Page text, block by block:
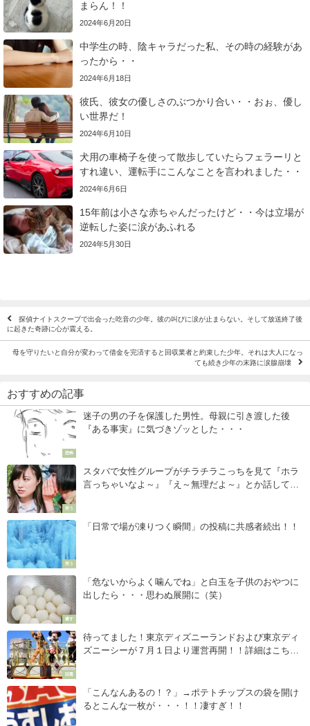
まらん！！
2024年6月20日
中学生の時、陰キャラだった私、その時の経験があ
ったから・・
2024年6月18日
彼氏、彼女の優しさのぶつかり合い・・おぉ、優し
い世界だ！
2024年6月10日
犬用の車椅子を使って散歩していたらフェラーリと
すれ違い、運転手にこんなことを言われました・・
2024年6月6日
15年前は小さな赤ちゃんだったけど・・今は立場が
逆転した姿に涙があふれる
2024年5月30日
探偵ナイトスクープで出会った吃音の少年。彼の叫びに涙が止まらない。そして放送終了後
に起きた奇跡に心が震える。
母を守りたいと自分が変わって借金を完済すると回収業者と約束した少年。それは大人になっ
ても続き少年の末路に涙腺崩壊
おすすめの記事
恐怖
迷子の男の子を保護した男性。母親に引き渡した後
『ある事実』に気づきゾッとした・・・
笑う
スタバで女性グループがチラチラこっちを見て『ホラ
言っちゃいなよ～』『え～無理だよ～』とか話してい
笑う
「日常で場が凍りつく瞬間」の投稿に共感者続出！！
癒す
「危ないからよく噛んでね」と白玉を子供のおやつに
出したら・・・思わぬ展開に（笑）
話題
待ってました！東京ディズニーランドおよび東京ディ
ズニーシーが７月１日より運営再開！！詳細はこち
「こんなんあるの！？」→ポテトチップスの袋を開け
るとこんな一枚が・・・！！凄すぎ！！